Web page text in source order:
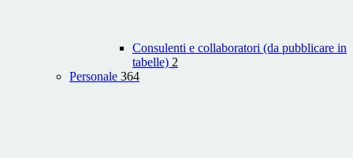
Consulenti e collaboratori (da pubblicare in
tabelle) 2
Personale 364